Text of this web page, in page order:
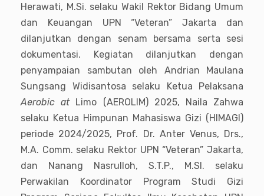
Herawati, M.Si. selaku Wakil Rektor Bidang Umum
dan Keuangan UPN “Veteran” Jakarta dan
dilanjutkan dengan senam bersama serta sesi
dokumentasi. Kegiatan dilanjutkan dengan
penyampaian sambutan oleh Andrian Maulana
Sungsang Widisantosa selaku Ketua Pelaksana
Aerobic atLimo (AEROLIM) 2025, Naila Zahwa
selaku Ketua Himpunan Mahasiswa Gizi (HIMAGI)
periode 2024/2025, Prof. Dr. Anter Venus, Drs.,
M.A. Comm. selaku Rektor UPN “Veteran” Jakarta,
dan Nanang Nasrulloh, S.T.P., M.SI. selaku
Perwakilan Koordinator Program Studi Gizi